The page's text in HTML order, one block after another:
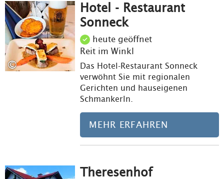
©
Hotel - Restaurant
Sonneck
heute geöffnet
Reit im Winkl
Das Hotel-Restaurant Sonneck
verwöhnt Sie mit regionalen
Gerichten und hauseigenen
Schmankerln.
MEHR ERFAHREN
Theresenhof